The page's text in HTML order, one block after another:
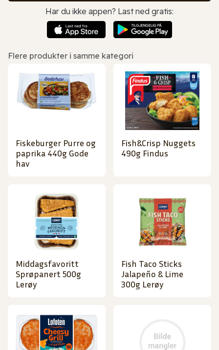
Har du ikke appen? Last ned gratis:
Flere produkter i samme kategori
Fiskeburger Purre og
paprika 440g Gode
hav
Fish&Crisp Nuggets
490g Findus
Middagsfavoritt
Sprøpanert 500g
Lerøy
Fish Taco Sticks
Jalapeño & Lime
300g Lerøy